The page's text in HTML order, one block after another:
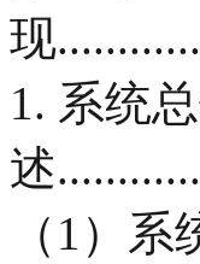
现
1. 系统
述
（1）